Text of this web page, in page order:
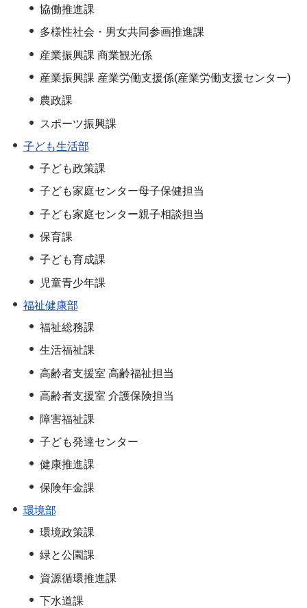
協働推進課
多様性社会・男女共同参画推進課
産業振興課 商業観光係
産業振興課 産業労働支援係(産業労働支援センター)
農政課
スポーツ振興課
子ども生活部
子ども政策課
子ども家庭センター母子保健担当
子ども家庭センター親子相談担当
保育課
子ども育成課
児童青少年課
福祉健康部
福祉総務課
生活福祉課
高齢者支援室 高齢福祉担当
高齢者支援室 介護保険担当
障害福祉課
子ども発達センター
健康推進課
保険年金課
環境部
環境政策課
緑と公園課
資源循環推進課
下水道課